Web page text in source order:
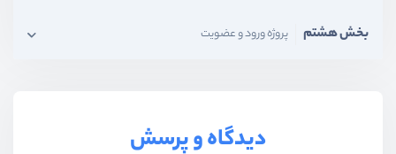
بخش هشتم پروژه ورود و عضویت
دیدگاه و پرسش